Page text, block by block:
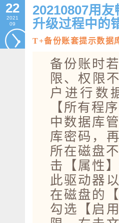
22
2021
09
20210807用
升级过程中的
T+备份账套提示数据
备份账时
限、权限
户进行数
【所有程
中数据库
库密码，
所在磁盘
击【属性
此驱动器
在磁盘的
勾选【启